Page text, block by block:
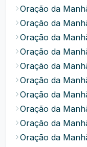
Oração da
Oração da
Oração da
Oração da
Oração da
Oração da
Oração da
Oração da
Oração da
Oração da